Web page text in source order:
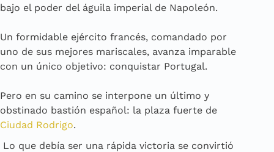
bajo el poder del águila imperial de Napoleón.
Un formidable ejército francés, comandado por
uno de sus mejores mariscales, avanza imparable
con un único objetivo: conquistar Portugal.
Pero en su camino se interpone un último y
obstinado bastión español: la plaza fuerte de
Ciudad Rodrigo.
Lo que debía ser una rápida victoria se convirtió